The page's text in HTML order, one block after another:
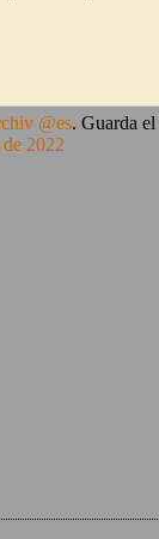
@es. Guarda el
2022